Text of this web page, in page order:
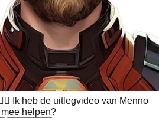
Ik heb de uitlegvideo van Menno
helpen?